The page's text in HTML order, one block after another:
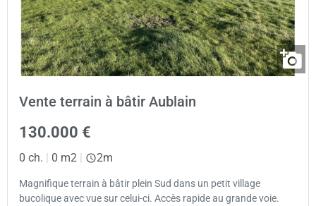
Vente terrain à bâtir Aublain
130.000 €
0 ch. | 0 m2 | 2m
Magnifique terrain à bâtir plein Sud dans un petit village
bucolique avec vue sur celui-ci. Accès rapide au grande voie.